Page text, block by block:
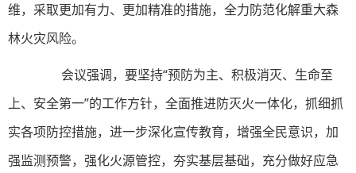
维，采取更加有力、更加精准的措施，全力防范化解重大森
林火灾风险。
会议强调，要坚持“预防为主、积极消灭、生命至
上、安全第一”的工作方针，全面推进防灭火一体化，抓细抓
实各项防控措施，进一步深化宣传教育，增强全民意识，加
强监测预警，强化火源管控，夯实基层基础，充分做好应急